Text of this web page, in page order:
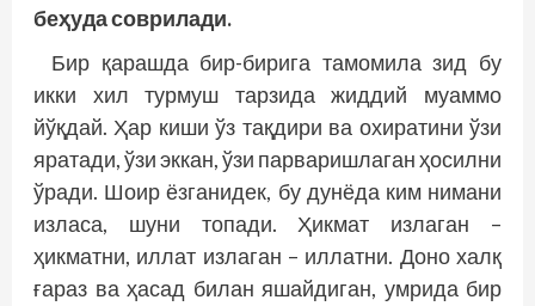
беҳуда соврилади.
Бир қарашда бир-бирига тамомила зид бу
икки хил турмуш тарзида жиддий муаммо
йўқдай. Ҳар киши ўз тақдири ва охиратини ўзи
яратади, ўзи эккан, ўзи парваришлаган ҳосилни
ўради. Шоир ёзганидек, бу дунёда ким нимани
изласа, шуни топади. Ҳикмат излаган –
ҳикматни, иллат излаган – иллатни. Доно халқ
ғараз ва ҳасад билан яшайдиган, умрида бир